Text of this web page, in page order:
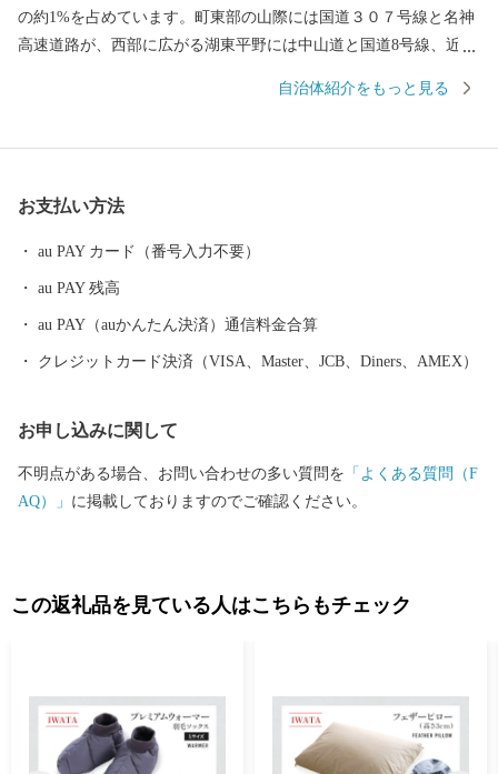
の約1%を占めています。町東部の山際には国道３０７号線と名神
高速道路が、西部に広がる湖東平野には中山道と国道8号線、近江
衝地でもあります。この名神高速道路の秦荘スマートＩＣを利用
し、鈴鹿山系からの豊かな清水と自然に恵まれ、古くから水との
関わりが深いまちで、この地形が農業をはじめとするさまざまな
る春、太陽の光を受けて深緑のみどりがまぶしい夏、田園風景が
小麦色に染まる秋、まっ白い雪景色に包まれる冬。このように彩
り豊かな自然と、美しい水辺空間が愛荘町を囲んでいます。 こ
皇の勅願により行基が開山。近世には中山道65番目の宿場として
愛知川宿が栄えたほか、明治には郡役所や警察などの官公署が置
かれ、近江鉄道が開通するなど、古くから地方の中心として発展
しました。
自治体紹介をもっと見る
お支払い方法
au PAY カード（番号入力不要）
au PAY 残高
au PAY（auかんたん決済）通信料金合算
クレジットカード決済（VISA、Master、JCB、Diners、AMEX）
お申し込みに関して
不明点がある場合、お問い合わせの多い質問を 「よくある質問（F
AQ）」 に掲載しておりますのでご確認ください。
この返礼品を見ている人はこちらもチェック